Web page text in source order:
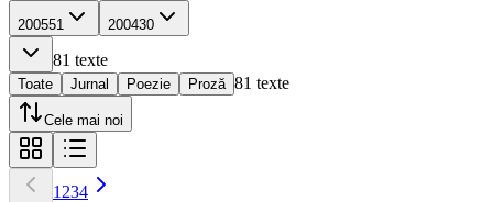
200551 200430
81 texte
Toate Jurnal Poezie Proză 81 texte
Cele mai noi
1 234